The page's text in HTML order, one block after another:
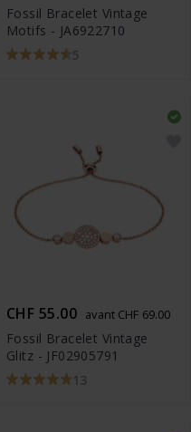
Fossil Bracelet Vintage
Motifs - JA6922710
5
CHF 55.00 avant CHF 69.00
Fossil Bracelet Vintage
Glitz - JF02905791
13